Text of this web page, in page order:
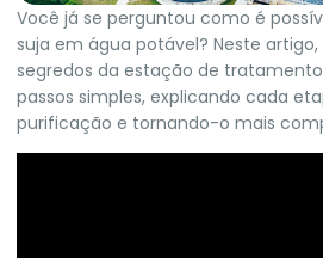
Você já se perguntou como é
suja em água potável? Neste
segredos da estação de
passos simples, explicando cada
purificação e tornando-o mais